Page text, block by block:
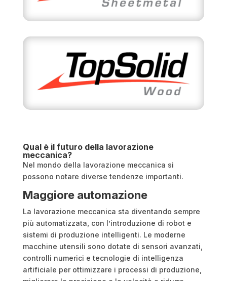
Qual è il futuro della lavorazione
meccanica?
Nel mondo della lavorazione meccanica si
possono notare diverse tendenze importanti.
Maggiore automazione
La lavorazione meccanica sta diventando sempre
più automatizzata, con l’introduzione di robot e
sistemi di produzione intelligenti. Le moderne
macchine utensili sono dotate di sensori avanzati,
controlli numerici e tecnologie di intelligenza
artificiale per ottimizzare i processi di produzione,